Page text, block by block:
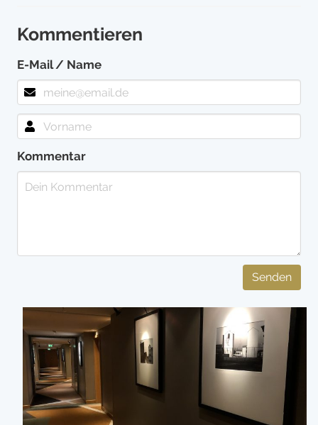
Kommentieren
E-Mail / Name
Kommentar
Senden